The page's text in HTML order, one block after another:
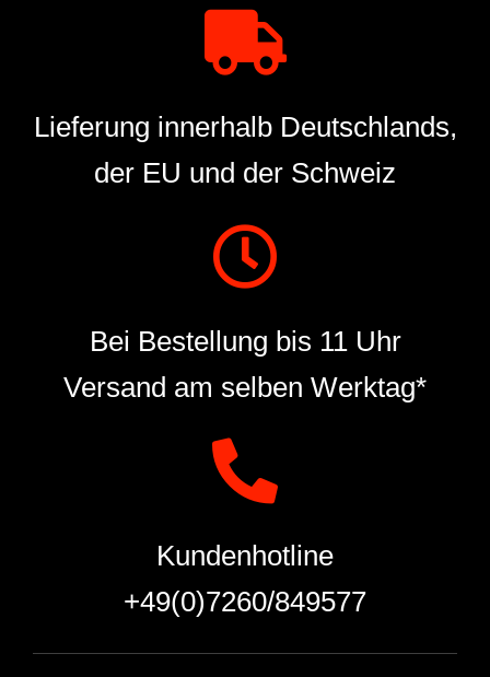
Lieferung innerhalb Deutschlands,
der EU und der Schweiz
Bei Bestellung bis 11 Uhr
Versand am selben Werktag*
Kundenhotline
+49(0)7260/849577